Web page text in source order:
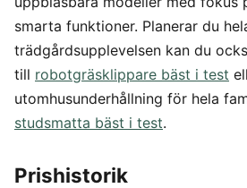
smarta funktioner. Planerar du
trädgårdsupplevelsen kan du
till robotgräsklippare bäst i test
utomhusunderhållning för hela
studsmatta bäst i test.
Prishistorik